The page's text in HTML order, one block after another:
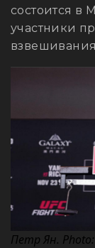
состоится в
участники
Петр Ян.